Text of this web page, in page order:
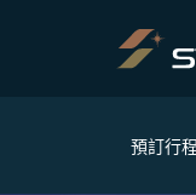
預訂行程